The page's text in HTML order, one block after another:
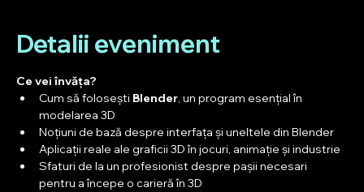
Detalii eveniment
Ce vei învăța?
Cum să folosești Blender, un program esențial în
modelarea 3D
Noțiuni de bază despre interfața și uneltele din Blender
Aplicații reale ale graficii 3D în jocuri, animație și industrie
Sfaturi de la un profesionist despre pașii necesari
pentru a începe o carieră în 3D